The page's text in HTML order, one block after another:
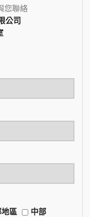
您聯絡
公司
區
中部